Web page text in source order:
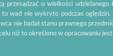
przesądzać o wielkości
wad nie wykryto podczas
nie badał stanu prawnego
niż to określono w opracowaniu